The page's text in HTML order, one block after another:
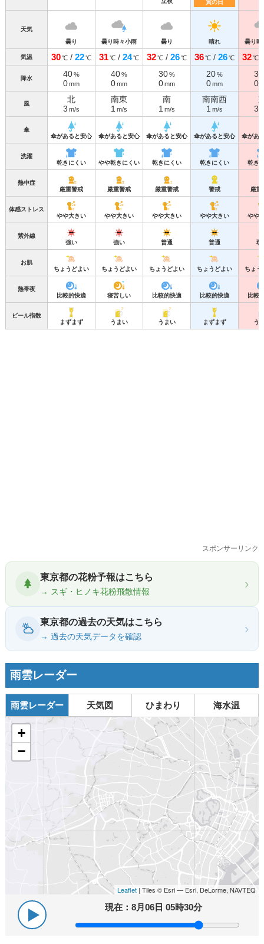
寅の日
天気
曇り
曇り時々小雨 曇り 晴れ 曇り時
気温 30℃/ 22℃ 31℃/ 24℃ 32℃/ 26℃ 36℃/ 26℃ 32℃
降水 40%
0mm
40%
0mm
30%
0mm
20%
0mm
30
0
風
北
3 m/s
南東
1 m/s
南
1 m/s
南南西
1 m/s
3
傘
傘があると安心
傘があると安心 傘があると安心 傘があると安心 傘があ
洗濯
乾きにくい
やや乾きにくい 乾きにくい 乾きにくい 乾き
熱中症
厳重警戒
厳重警戒 厳重警戒 警戒 厳重
体感ストレス
やや大きい
やや大きい やや大きい やや大きい やや
紫外線
強い
強い 普通 普通 弱
お肌
ちょうどよい
ちょうどよい ちょうどよい ちょうどよい ちょう
熱帯夜
比較的快適
寝苦しい 比較的快適 比較的快適 比較
ビール指数
まずまず
うまい うまい まずまず う
スポンサーリンク
東京都の花粉予報はこちら
→ スギ・ヒノキ花粉飛散情報
›
東京都の過去の天気はこちら
→ 過去の天気データを確認
›
雨雲レーダー
雨雲レーダー 天気図 ひまわり 海水温
+
−
Leaflet | Tiles © Esri — Esri, DeLorme, NAVTEQ
現在：8月06日 05時30分